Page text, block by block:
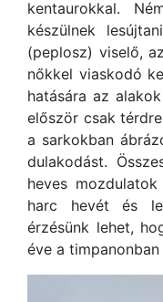
kentaurokkal.
készülnek
(peplosz) viselő,
nőkkel viaskodó
hatására az
először csak
a sarkokban
dulakodást.
heves
harc hevét és
érzésünk lehet,
éve a